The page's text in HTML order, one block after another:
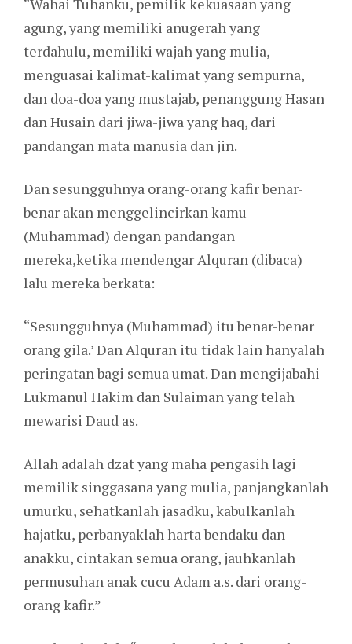
“Wahai Tuhanku, pemilik kekuasaan yang
agung, yang memiliki anugerah yang
terdahulu, memiliki wajah yang mulia,
menguasai kalimat-kalimat yang sempurna,
dan doa-doa yang mustajab, penanggung Hasan
dan Husain dari jiwa-jiwa yang haq, dari
pandangan mata manusia dan jin.
Dan sesungguhnya orang-orang kafir benar-
benar akan menggelincirkan kamu
(Muhammad) dengan pandangan
mereka,ketika mendengar Alquran (dibaca)
lalu mereka berkata:
“Sesungguhnya (Muhammad) itu benar-benar
orang gila.’ Dan Alquran itu tidak lain hanyalah
peringatan bagi semua umat. Dan mengijabahi
Lukmanul Hakim dan Sulaiman yang telah
mewarisi Daud as.
Allah adalah dzat yang maha pengasih lagi
memilik singgasana yang mulia, panjangkanlah
umurku, sehatkanlah jasadku, kabulkanlah
hajatku, perbanyaklah harta bendaku dan
anakku, cintakan semua orang, jauhkanlah
permusuhan anak cucu Adam a.s. dari orang-
orang kafir.”